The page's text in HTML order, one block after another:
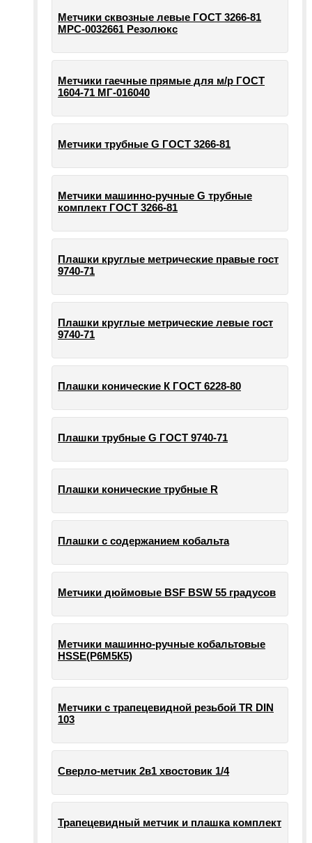
Метчики сквозные левые ГОСТ 3266-81
МРС-0032661 Резолюкс
Метчики гаечные прямые для м/р ГОСТ
1604-71 МГ-016040
Метчики трубные G ГОСТ 3266-81
Метчики машинно-ручные G трубные
комплект ГОСТ 3266-81
Плашки круглые метрические правые гост
9740-71
Плашки круглые метрические левые гост
9740-71
Плашки конические К ГОСТ 6228-80
Плашки трубные G ГОСТ 9740-71
Плашки конические трубные R
Плашки с содержанием кобальта
Метчики дюймовые BSF BSW 55 градусов
Метчики машинно-ручные кобальтовые
HSSE(Р6М5К5)
Метчики с трапецевидной резьбой TR DIN
103
Сверло-метчик 2в1 хвостовик 1/4
Трапецевидный метчик и плашка комплект